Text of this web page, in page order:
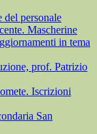
del personale
Mascherine
in tema
prof. Patrizio
Iscrizioni
San